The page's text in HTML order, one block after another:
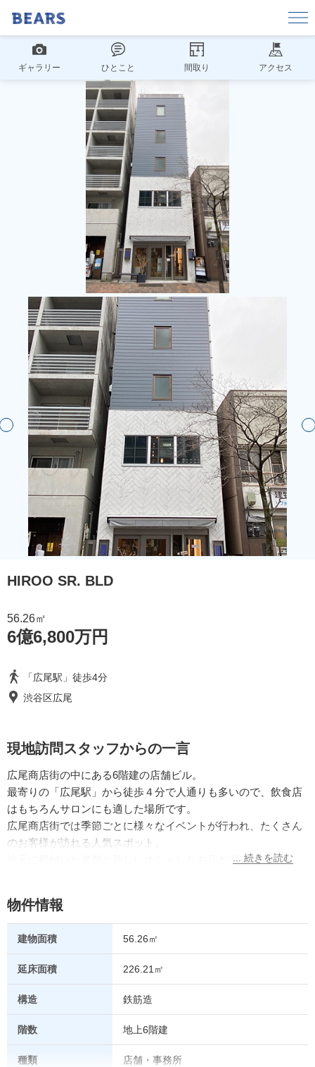
ギャラリー ひとこと 間取り アクセス
HIROO SR. BLD
56.26㎡
6億6,800万円
「広尾駅」徒歩4分
渋谷区広尾
現地訪問スタッフからの一言
広尾商店街の中にある6階建の店舗ビル。
最寄りの「広尾駅」から徒歩４分で人通りも多いので、飲食店
はもちろんサロンにも適した場所です。
広尾商店街では季節ごとに様々なイベントが行われ、たくさん
のお客様が訪れる人気スポット。
地元に根付いた老舗と新しいオシャレなお店が混在しており、
その他の土地・投資用物件情報を見る
物件情報
建物面積 56.26㎡
延床面積 226.21㎡
構造 鉄筋造
階数 地上6階建
種類 店舗・事務所